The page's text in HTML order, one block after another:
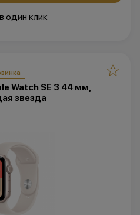
один клик
Watch SE 3 44 мм,
звезда